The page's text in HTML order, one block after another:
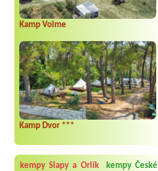
Kamp Volme
Kamp Dvor ***
kempy Slapy a Orlík
kempy České